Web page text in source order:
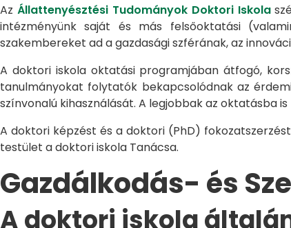
Az Állattenyésztési Tudományok Doktori Iskola
intézményünk saját és más felsőoktatási
szakembereket ad a gazdasági szférának, az
A doktori iskola oktatási programjában átfogó,
tanulmányokat folytatók bekapcsolódnak az
színvonalú kihasználását. A legjobbak az oktatásba
A doktori képzést és a doktori (PhD)
testület a doktori iskola Tanácsa.
Gazdálkodás- és
A doktori iskola